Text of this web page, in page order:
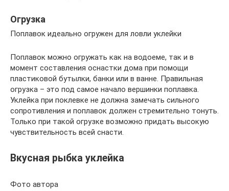
Огрузка
Поплавок идеально огружен для ловли уклейки
Поплавок можно огружать как на водоеме, так и в
момент составления оснастки дома при помощи
пластиковой бутылки, банки или в ванне. Правильная
огрузка – это под самое начало вершинки поплавка.
Уклейка при поклевке не должна замечать сильного
сопротивления и поплавок должен стремительно тонуть.
Только при такой огрузке возможно придать высокую
чувствительность всей снасти.
Вкусная рыбка уклейка
Фото автора